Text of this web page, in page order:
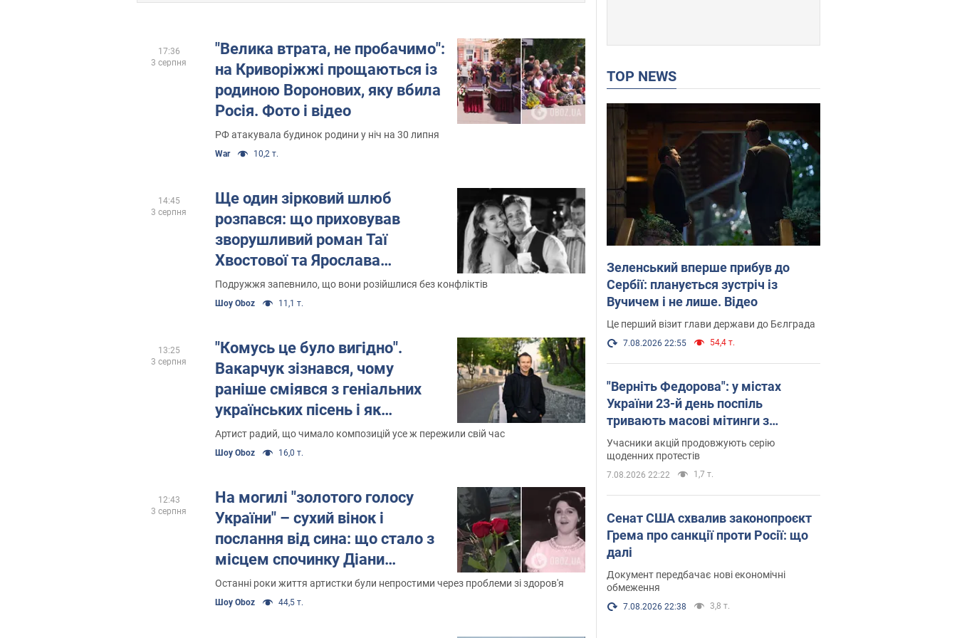
"Велика втрата, не пробачимо":
на Криворіжжі прощаються із
родиною Воронових, яку вбила
Росія. Фото і відео
РФ атакувала будинок родини у ніч на 30 липня
War 10,2 т.
17:36
3 серпня
Ще один зірковий шлюб
розпався: що приховував
зворушливий роман Таї
Хвостової та Ярослава
Шахторіна, які були разом 9
років
Подружжя запевнило, що вони розійшлися без конфліктів
Шоу Oboz 11,1 т.
14:45
3 серпня
"Комусь це було вигідно".
Вакарчук зізнався, чому
раніше сміявся з геніальних
українських пісень і як
насправді зʼявилася
"шароварщина"
Артист радий, що чимало композицій усе ж пережили свій час
Шоу Oboz 16,0 т.
13:25
3 серпня
На могилі "золотого голосу
України" – сухий вінок і
послання від сина: що стало з
місцем спочинку Діани
Петриненко за 8 років
Останні роки життя артистки були непростими через проблеми зі здоров'я
Шоу Oboz 44,5 т.
12:43
3 серпня
TOP NEWS
Зеленський вперше прибув до
Сербії: планується зустріч із
Вучичем і не лише. Відео
Це перший візит глави держави до Бєлграда
7.08.2026 22:55 54,4 т.
"Верніть Федорова": у містах
України 23-й день поспіль
тривають масові мітинги з
картонками. Фото і відео
Учасники акцій продовжують серію
щоденних протестів
7.08.2026 22:22 1,7 т.
Сенат США схвалив законопроєкт
Грема про санкції проти Росії: що
далі
Документ передбачає нові економічні
обмеження
7.08.2026 22:38 3,8 т.